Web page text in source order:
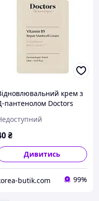
крем з
пантенолом Doctors
Cream 1.5 мл
₴
Дивитись
butik.com 99%